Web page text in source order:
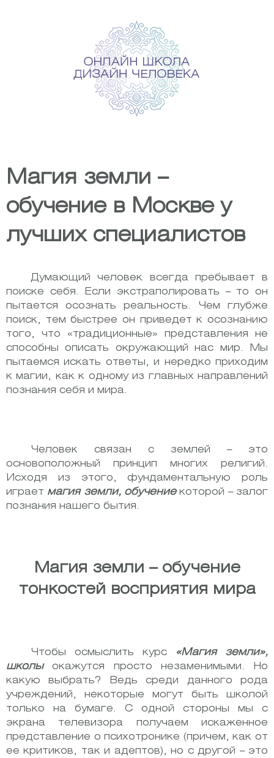
Магия земли –
обучение в Москве у
лучших специалистов
Думающий человек всегда пребывает в
поиске себя. Если экстраполировать – то он
пытается осознать реальность. Чем глубже
поиск, тем быстрее он приведет к осознанию
того, что «традиционные» представления не
способны описать окружающий нас мир. Мы
пытаемся искать ответы, и нередко приходим
к магии, как к одному из главных направлений
познания себя и мира.
Человек связан с землей – это
основоположный принцип многих религий.
Исходя из этого, фундаментальную роль
играет магия земли, обучениекоторой – залог
познания нашего бытия.
Магия земли – обучение
тонкостей восприятия мира
Чтобы осмыслить курс
«Магия земли»,
школыокажутся просто незаменимыми. Но
какую выбрать? Ведь среди данного рода
учреждений, некоторые могут быть школой
только на бумаге. С одной стороны мы с
экрана телевизора получаем искаженное
представление о психотронике (причем, как от
ее критиков, так и адептов), но с другой – это